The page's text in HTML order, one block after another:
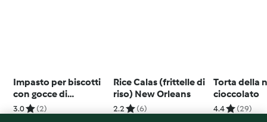
Impasto per biscotti
con gocce di
cioccolato (pre-
allenamento)
3.0 (2)
Rice Calas (frittelle di
riso) New Orleans
2.2 (6)
Torta della
cioccolato
4.4 (29)